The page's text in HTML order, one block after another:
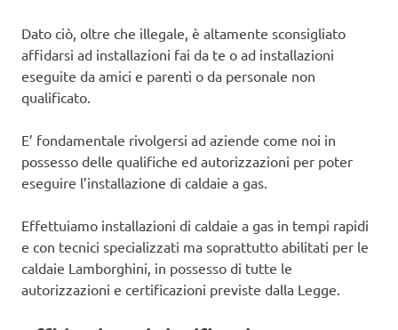
Dato ciò, oltre che illegale, è altamente sconsigliato
affidarsi ad installazioni fai da te o ad installazioni
eseguite da amici e parenti o da personale non
qualificato.
E’ fondamentale rivolgersi ad aziende come noi in
possesso delle qualifiche ed autorizzazioni per poter
eseguire l’installazione di caldaie a gas.
Effettuiamo installazioni di caldaie a gas in tempi rapidi
e con tecnici specializzati ma soprattutto abilitati per le
caldaie Lamborghini, in possesso di tutte le
autorizzazioni e certificazioni previste dalla Legge.